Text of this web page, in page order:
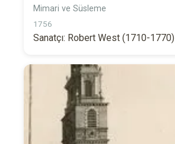
Mimari ve Süsleme
1756
Sanatçı: Robert West (1710-1770)